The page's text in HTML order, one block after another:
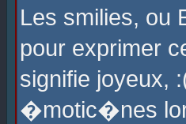
Les smilies, ou
pour exprimer
signifie joyeux,
�motic�nes